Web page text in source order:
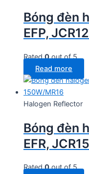
Bóng đèn
EFP,
Rated0out of 5
Read more
Halogen Reflector
Bóng đèn
EFR,
Rated0out of 5